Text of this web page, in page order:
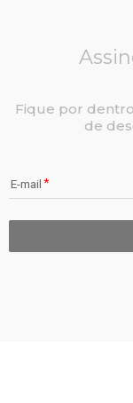
Fique por
de
E-mail